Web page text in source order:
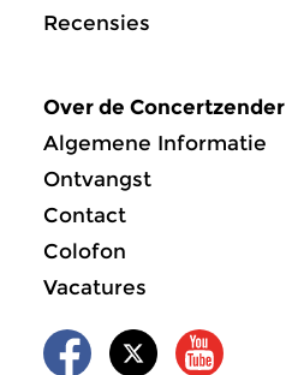
Recensies
Over de Concertzender
Algemene Informatie
Ontvangst
Contact
Colofon
Vacatures